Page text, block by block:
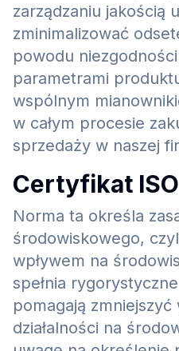
zarządzaniu jakością
zminimalizować
powodu
parametrami
wspólnym
w całym procesie
sprzedaży w naszej
Certyfikat
Norma ta określa
środowiskowego,
wpływem na
spełnia
pomagają zmniejszyć
działalności na